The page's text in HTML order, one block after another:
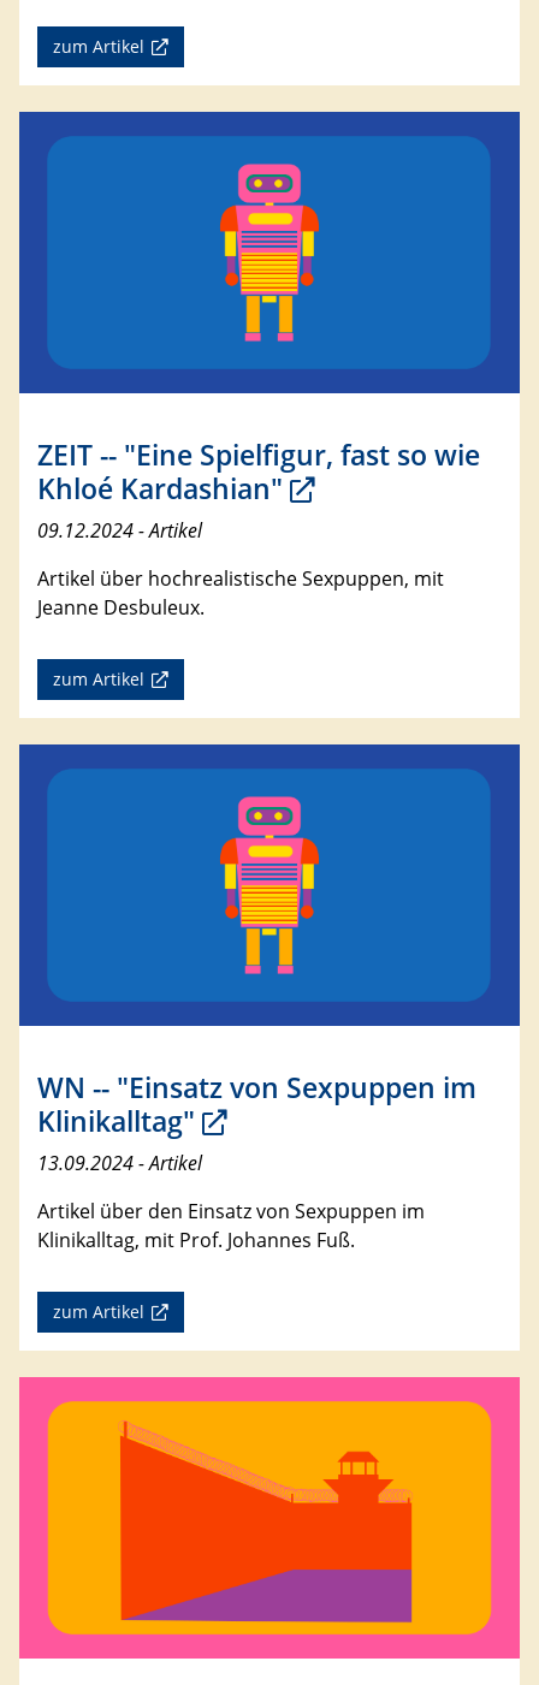
zum Artikel
ZEIT -- "Eine Spielfigur, fast so wie
Khloé Kardashian"
09.12.2024 - Artikel
Artikel über hochrealistische Sexpuppen, mit
Jeanne Desbuleux.
zum Artikel
WN -- "Einsatz von Sexpuppen im
Klinikalltag"
13.09.2024 - Artikel
Artikel über den Einsatz von Sexpuppen im
Klinikalltag, mit Prof. Johannes Fuß.
zum Artikel